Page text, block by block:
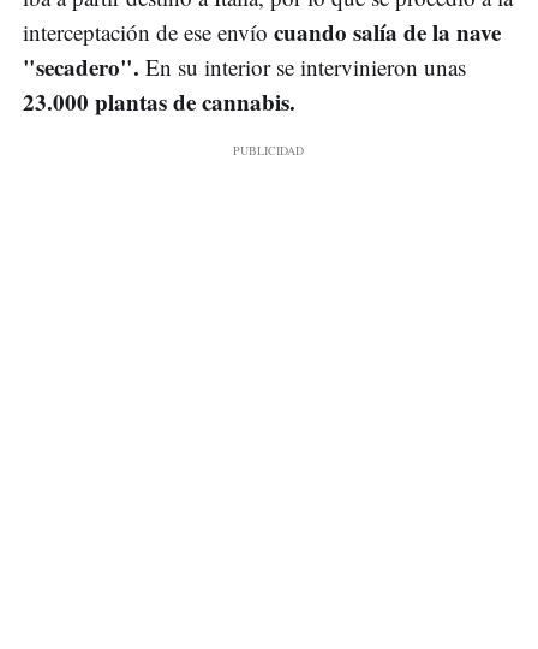
interceptación de ese envío cuando salía de la nave
"secadero". En su interior se intervinieron unas
23.000 plantas de cannabis.